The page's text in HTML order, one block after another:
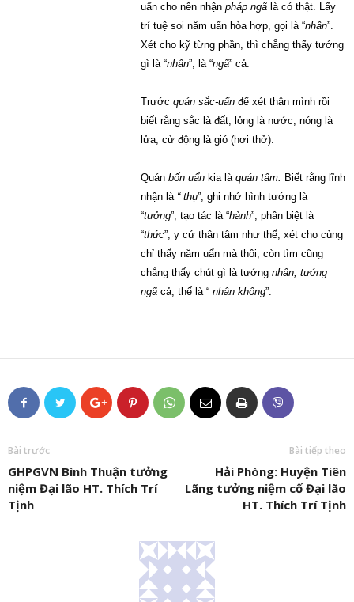
uẩn cho nên nhận pháp ngã là có thật. Lấy
trí tuệ soi năm uẩn hòa hợp, gọi là “nhân”.
Xét cho kỹ từng phần, thì chẳng thấy tướng
gì là “nhân”, là “ngã” cả.
Trước quán sắc-uẩn để xét thân mình rồi
biết rằng sắc là đất, lỏng là nước, nóng là
lửa, cử động là gió (hơi thở).
Quán bốn uẩn kia là quán tâm. Biết rằng lĩnh
nhận là “ thụ”, ghi nhớ hình tướng là
“tưởng”, tạo tác là “hành”, phân biệt là
“thức”; y cứ thân tâm như thế, xét cho cùng
chỉ thấy năm uẩn mà thôi, còn tìm cũng
chẳng thấy chút gì là tướng nhân, tướng
ngã cả, thế là “ nhân không”.
Bài trước
GHPGVN Bình Thuận tưởng
niệm Đại lão HT. Thích Trí
Tịnh
Bài tiếp theo
Hải Phòng: Huyện Tiên
Lãng tưởng niệm cố Đại lão
HT. Thích Trí Tịnh